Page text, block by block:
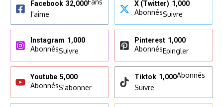
Facebook 32,000Fans
J'aime
X (Twitter) 1,000
AbonnésSuivre
Instagram 1,000
AbonnésSuivre
Pinterest 1,000
AbonnésEpingler
Youtube 5,000
AbonnésS'abonner
Tiktok 1,000Abonnés
Suivre